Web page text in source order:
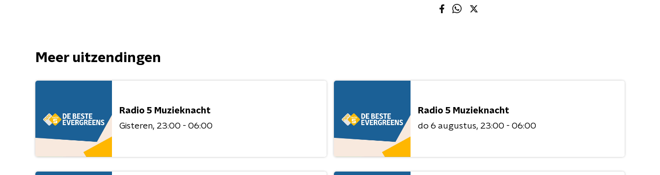
Meer uitzendingen
Radio 5 Muzieknacht
Gisteren 23:00 - 06:00
Radio 5 Muzieknacht
do 6 augustus 23:00 - 06:00